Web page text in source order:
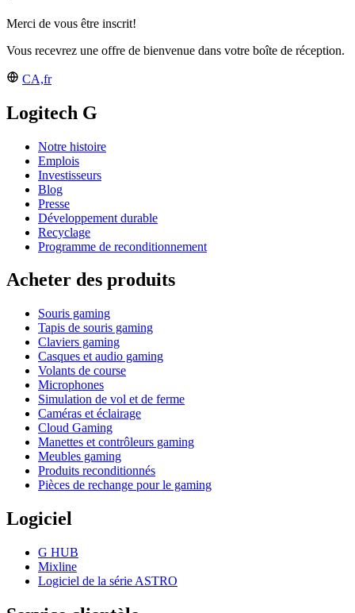
Merci de vous être inscrit!
Vous recevrez une offre de bienvenue dans votre boîte de réception.
CA,fr
Logitech G
Notre histoire
Emplois
Investisseurs
Blog
Presse
Développement durable
Recyclage
Programme de reconditionnement
Acheter des produits
Souris gaming
Tapis de souris gaming
Claviers gaming
Casques et audio gaming
Volants de course
Microphones
Simulation de vol et de ferme
Caméras et éclairage
Cloud Gaming
Manettes et contrôleurs gaming
Meubles gaming
Produits reconditionnés
Pièces de rechange pour le gaming
Logiciel
G HUB
Mixline
Logiciel de la série ASTRO